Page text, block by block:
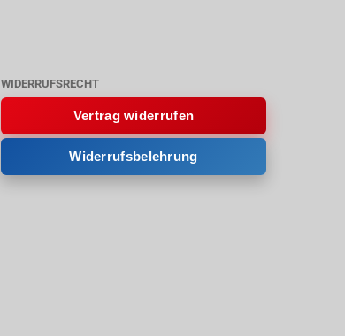
WIDERRUFSRECHT
Vertrag widerrufen
Widerrufsbelehrung